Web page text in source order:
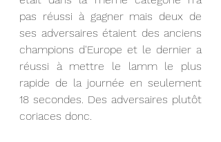
pas réussi à gagner mais deux de
ses adversaires étaient des anciens
champions d'Europe et le dernier a
réussi à mettre le lamm le plus
rapide de la journée en seulement
18 secondes. Des adversaires plutôt
coriaces donc.